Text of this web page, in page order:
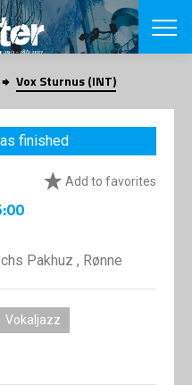
SEARCH
Danish
CHOOSE
COPENHAGEN
Concerts
About us
Contributors
Vox Sturnus (INT)
finished
Add to favorites
Pakhuz , Rønne
Vokaljazz